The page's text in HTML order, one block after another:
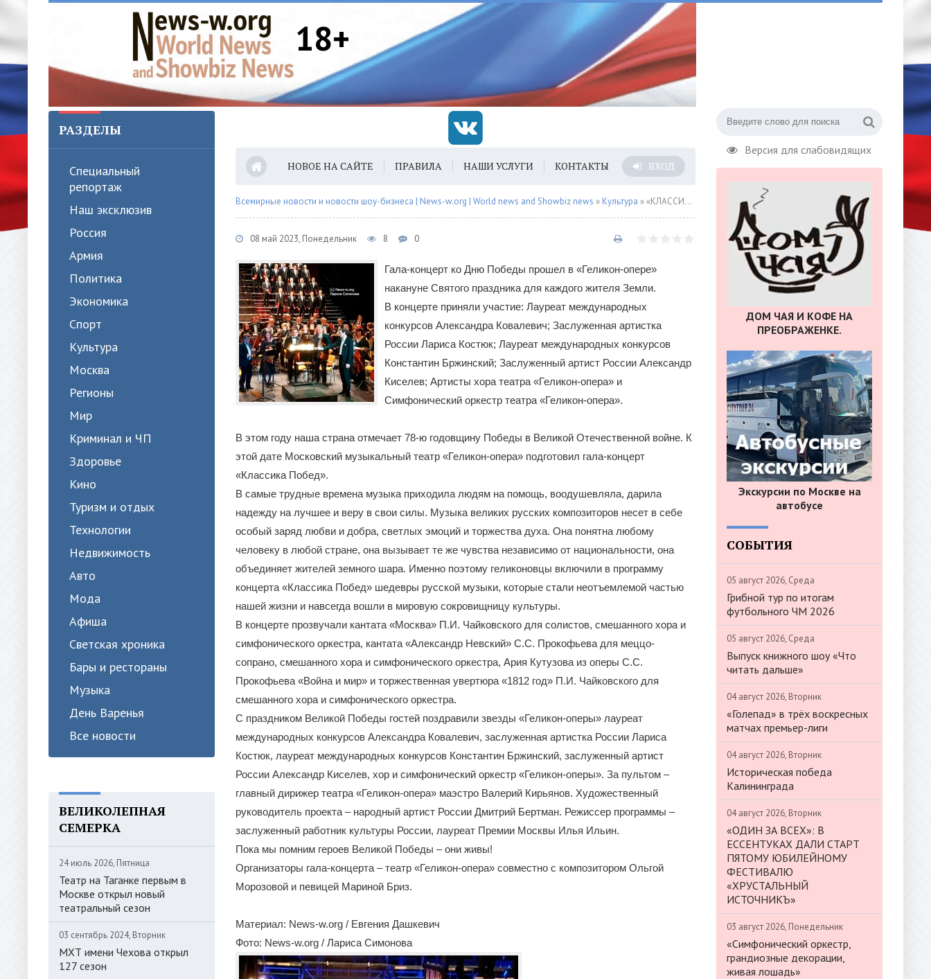
18+
Версия для слабовидящих
РАЗДЕЛЫ
Специальный
репортаж
Наш эксклюзив
Россия
Армия
Политика
Экономика
Спорт
Культура
Москва
Регионы
Мир
Криминал и ЧП
Здоровье
Кино
Туризм и отдых
Технологии
Недвижимость
Авто
Мода
Афиша
Светская хроника
Бары и рестораны
Музыка
День Варенья
Все новости
ВЕЛИКОЛЕПНАЯ
СЕМЕРКА
24 июль 2026, Пятница
Театр на Таганке первым в
Москве открыл новый
театральный сезон
03 сентябрь 2024, Вторник
МХТ имени Чехова открыл
127 сезон
НОВОЕ НА САЙТЕ ПРАВИЛА НАШИ УСЛУГИ КОНТАКТЫ ВХОД
Всемирные новости и новости шоу-бизнеса | News-w.org | World news and Showbiz news » Культура » «КЛАССИКА ПОБЕД» в Геликоне
08 май 2023, Понедельник 8 0
Гала-концерт ко Дню Победы прошел в «Геликон-опере»
накануне Святого праздника для каждого жителя Земли.
В концерте приняли участие: Лауреат международных
конкурсов Александра Ковалевич; Заслуженная артистка
России Лариса Костюк; Лауреат международных конкурсов
Константин Бржинский; Заслуженный артист России Александр
Киселев; Артисты хора театра «Геликон-опера» и
Симфонический оркестр театра «Геликон-опера».
В этом году наша страна отмечает 78-ю годовщину Победы в Великой Отечественной войне. К
этой дате Московский музыкальный театр «Геликон-опера» подготовил гала-концерт
«Классика Побед».
В самые трудные времена музыка приходила людям на помощь, воодушевляла, дарила
надежду на лучшее и веру в свои силы. Музыка великих русских композиторов несет в себе
особый заряд любви и добра, светлых эмоций и торжества духа. Она понятна любому
человеку в любой стране, она вызывает те же чувства независимо от национальности, она
объединяет жителей земного шара. Именно поэтому геликоновцы включили в программу
концерта «Классика Побед» шедевры русской музыки, которые стали неотъемлемой частью
нашей жизни и навсегда вошли в мировую сокровищницу культуры.
В концерте прозвучали кантата «Москва» П.И. Чайковского для солистов, смешанного хора и
симфонического оркестра, кантата «Александр Невский» С.С. Прокофьева для меццо-
сопрано, смешанного хора и симфонического оркестра, Ария Кутузова из оперы С.С.
Прокофьева «Война и мир» и торжественная увертюра «1812 год» П.И. Чайковского для
смешанного хора и симфонического оркестра.
С праздником Великой Победы гостей поздравили звезды «Геликон-оперы» лауреат
международных конкурсов Александра Ковалевич, заслуженная артистка России Лариса
Костюк, лауреат международных конкурсов Константин Бржинский, заслуженный артист
России Александр Киселев, хор и симфонический оркестр «Геликон-оперы». За пультом –
главный дирижер театра «Геликон-опера» маэстро Валерий Кирьянов. Художественный
руководитель проекта – народный артист России Дмитрий Бертман. Режиссер программы –
заслуженный работник культуры России, лауреат Премии Москвы Илья Ильин.
Пока мы помним героев Великой Победы – они живы!
Организаторы гала-концерта – театр «Геликон-опера» совместно с композитором Ольгой
Морозовой и певицей Мариной Бриз.
Материал: News-w.org / Евгения Дашкевич
Фото: News-w.org / Лариса Симонова
ДОМ ЧАЯ И КОФЕ НА
ПРЕОБРАЖЕНКЕ.
Экскурсии по Москве на
автобусе
СОБЫТИЯ
05 август 2026, Среда
Грибной тур по итогам
футбольного ЧМ 2026
05 август 2026, Среда
Выпуск книжного шоу «Что
читать дальше»
04 август 2026, Вторник
«Голепад» в трёх воскресных
матчах премьер-лиги
04 август 2026, Вторник
Историческая победа
Калининграда
04 август 2026, Вторник
«ОДИН ЗА ВСЕХ»: В
ЕССЕНТУКАХ ДАЛИ СТАРТ
ПЯТОМУ ЮБИЛЕЙНОМУ
ФЕСТИВАЛЮ
«ХРУСТАЛЬНЫЙ
ИСТОЧНИКЪ»
03 август 2026, Понедельник
«Симфонический оркестр,
грандиозные декорации,
живая лошадь»